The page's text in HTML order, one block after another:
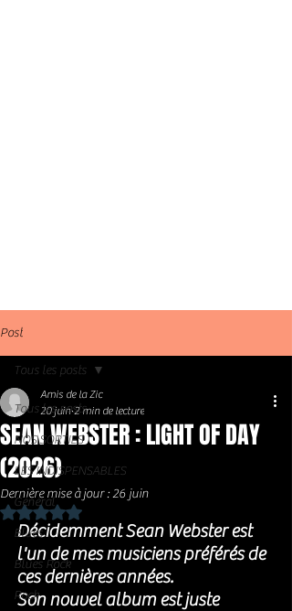
Post
Tous les posts
NOS SORTIES
LES INDISPENSABLES
Général
Blues
Blues Rock
Rock
Tous les posts
SEAN WEBSTER : LIGHT OF DAY
(2026)
Amis de la Zic
20 juin 2 min de lecture
Dernière mise à jour :26 juin
Noté NaN étoiles sur 5.
Décidemment Sean Webster est
l'un de mes musiciens préférés de
ces dernières années.
Son nouvel album est juste